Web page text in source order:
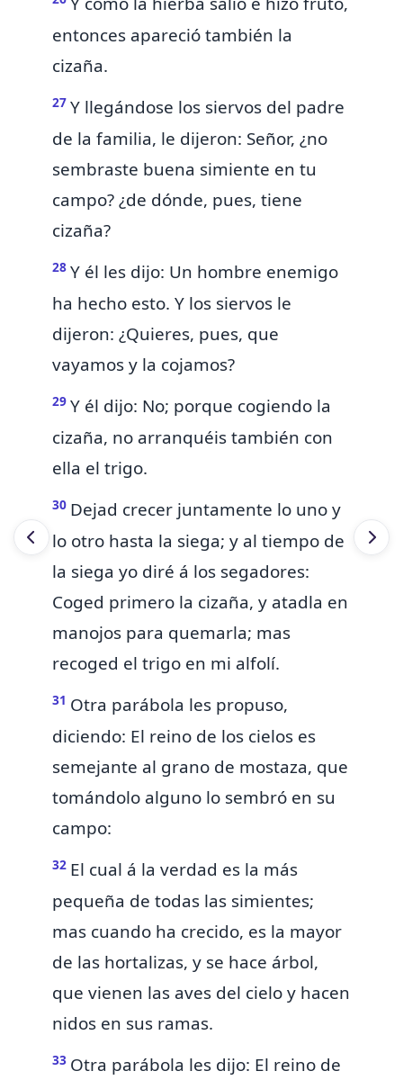
entonces apareció también la
cizaña.
27 Y llegándose los siervos del padre
de la familia, le dijeron: Señor, ¿no
sembraste buena simiente en tu
campo? ¿de dónde, pues, tiene
cizaña?
28 Y él les dijo: Un hombre enemigo
ha hecho esto. Y los siervos le
dijeron: ¿Quieres, pues, que
vayamos y la cojamos?
29 Y él dijo: No; porque cogiendo la
cizaña, no arranquéis también con
ella el trigo.
30 Dejad crecer juntamente lo uno y
lo otro hasta la siega; y al tiempo de
la siega yo diré á los segadores:
Coged primero la cizaña, y atadla en
manojos para quemarla; mas
recoged el trigo en mi alfolí.
31 Otra parábola les propuso,
diciendo: El reino de los cielos es
semejante al grano de mostaza, que
tomándolo alguno lo sembró en su
campo:
32 El cual á la verdad es la más
pequeña de todas las simientes;
mas cuando ha crecido, es la mayor
de las hortalizas, y se hace árbol,
que vienen las aves del cielo y hacen
nidos en sus ramas.
33 Otra parábola les dijo: El reino de